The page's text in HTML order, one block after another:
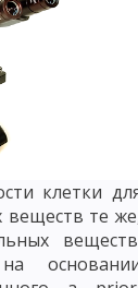
клетки
веществ те